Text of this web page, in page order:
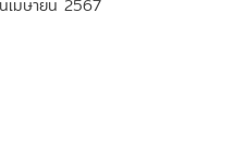
เมษายน 2567